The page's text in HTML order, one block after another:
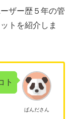
ザー歴５年の管
トを紹介しま
ぱんださん
ト